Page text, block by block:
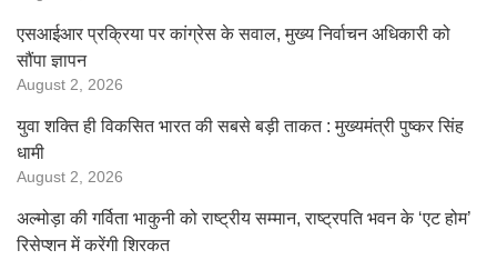
एसआईआर प्रक्रिया पर कांग्रेस के सवाल, मुख्य निर्वाचन अधिकारी को
सौंपा ज्ञापन
August 2, 2026
युवा शक्ति ही विकसित भारत की सबसे बड़ी ताकत : मुख्यमंत्री पुष्कर सिंह
धामी
August 2, 2026
अल्मोड़ा की गर्विता भाकुनी को राष्ट्रीय सम्मान, राष्ट्रपति भवन के ‘एट होम’
रिसेप्शन में करेंगी शिरकत